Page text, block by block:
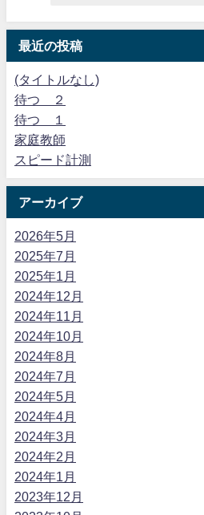
最近の投稿
(タイトルなし)
待つ ２
待つ １
家庭教師
スピード計測
アーカイブ
2026年5月
2025年7月
2025年1月
2024年12月
2024年11月
2024年10月
2024年8月
2024年7月
2024年5月
2024年4月
2024年3月
2024年2月
2024年1月
2023年12月